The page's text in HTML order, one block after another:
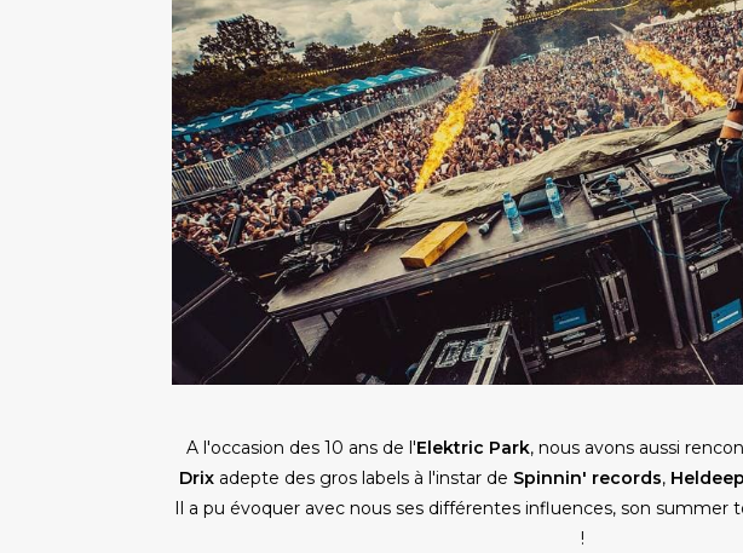
A l'occasion des 10 ans de l'Elektric Park, nous avons aussi
Drixadepte des gros labels à l'instar de Spinnin' records,
Il a pu évoquer avec nous ses différentes influences, son summer
!